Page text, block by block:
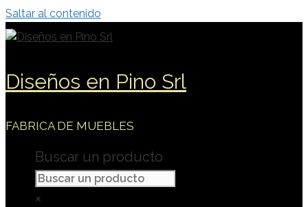
Saltar al contenido
Diseños en Pino Srl
FABRICA DE MUEBLES
Buscar un producto
×